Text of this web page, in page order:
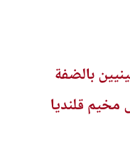
بالضفة
مخيم قلنديا